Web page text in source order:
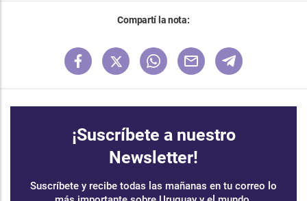
Compartí la nota:
¡Suscríbete a nuestro
Newsletter!
Suscríbete y recibe todas las mañanas en tu correo lo